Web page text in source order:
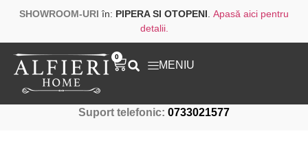
SHOWROOM-URI în: PIPERA SI OTOPENI Apasă aici pentru
detalii.
0
MENIU
Suport telefonic: 0733021577